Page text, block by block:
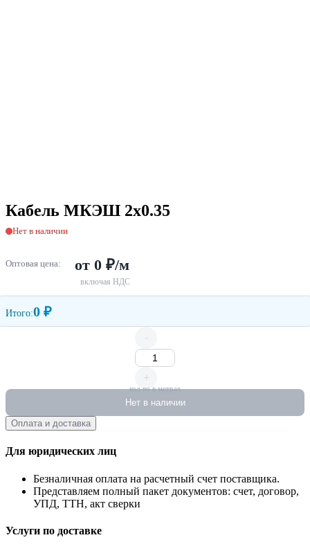
Кабель МКЭШ 2х0.35
Нет в наличии
Оптовая цена: от 0 ₽/м
включая НДС
Итого:0 ₽
-
+
кол-во в метрах
Нет в наличии
Оплата и доставка
Для юридических лиц
Безналичная оплата на расчетный счет поставщика.
Представляем полный пакет документов: счет, договор,
УПД, ТТН, акт сверки
Услуги по доставке